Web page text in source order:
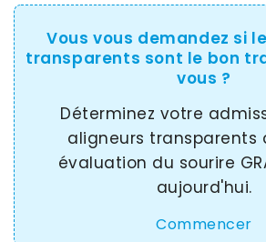
Vous vous demandez si
transparents sont le bon
vous ?
Déterminez votre
aligneurs transparents
évaluation du sourire
aujourd'hui.
Commencer